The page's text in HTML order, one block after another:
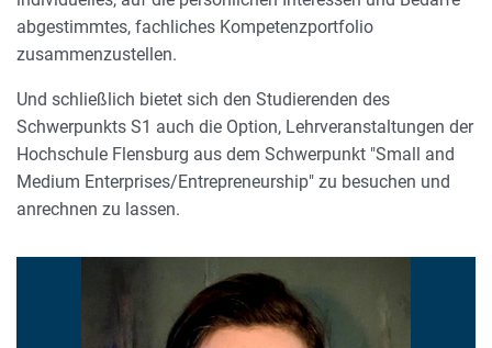
abgestimmtes, fachliches Kompetenzportfolio
zusammenzustellen.
Und schließlich bietet sich den Studierenden des
Schwerpunkts S1 auch die Option, Lehrveranstaltungen der
Hochschule Flensburg aus dem Schwerpunkt "Small and
Medium Enterprises/Entrepreneurship" zu besuchen und
anrechnen zu lassen.